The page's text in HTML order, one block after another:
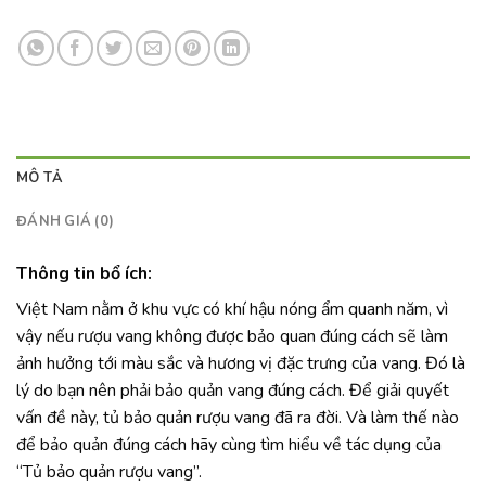
MÔ TẢ
ĐÁNH GIÁ (0)
Thông tin bổ ích:
Việt Nam nằm ở khu vực có khí hậu nóng ẩm quanh năm, vì
vậy nếu rượu vang không được bảo quan đúng cách sẽ làm
ảnh hưởng tới màu sắc và hương vị đặc trưng của vang. Đó là
lý do bạn nên phải bảo quản vang đúng cách. Để giải quyết
vấn đề này, tủ bảo quản rượu vang đã ra đời. Và làm thế nào
để bảo quản đúng cách hãy cùng tìm hiểu về tác dụng của
“Tủ bảo quản rượu vang”.